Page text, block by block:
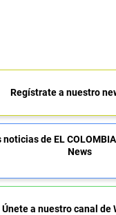
Regístrate a nuestro
noticias de EL
News
Únete a nuestro canal de